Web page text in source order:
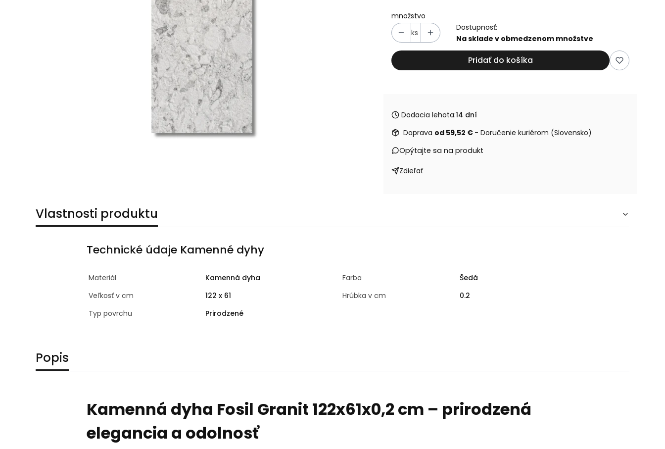
množstvo
ks
Dostupnosť:
Na sklade v obmedzenom množstve
Pridať do košíka
Dodacia lehota:14 dní
Doprava od 59,52 € - Doručenie kuriérom (Slovensko)
Opýtajte sa na produkt
Zdieľať
Vlastnosti produktu
Technické údaje Kamenné dyhy
Materiál Kamenná dyha Farba
Šedá
Veľkosť v cm
122 x 61 Hrúbka v cm
0.2
Typ povrchu
Prirodzené
Popis
Kamenná dyha Fosil Granit 122x61x0,2 cm – prirodzená
elegancia a odolnosť